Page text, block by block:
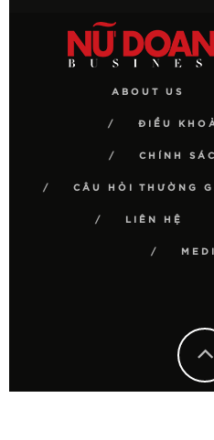
ABOUT US
ĐIỀU
CHÍNH
CÂU HỎI THƯỜNG
LIÊN HỆ